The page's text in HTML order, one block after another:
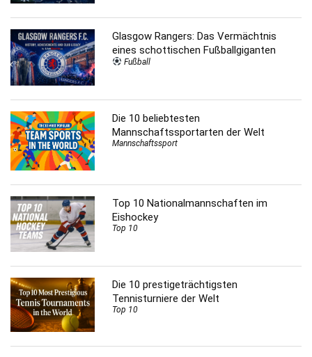
Glasgow Rangers: Das Vermächtnis
eines schottischen Fußballgiganten
Fußball
Die 10 beliebtesten
Mannschaftssportarten der Welt
Mannschaftssport
Top 10 Nationalmannschaften im
Eishockey
Top 10
Die 10 prestigeträchtigsten
Tennisturniere der Welt
Top 10